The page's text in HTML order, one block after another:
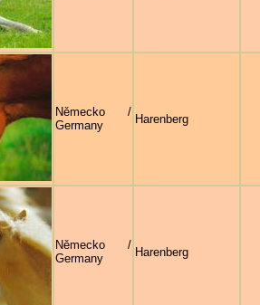
Německo /
Germany
Harenberg
Německo /
Germany
Harenberg